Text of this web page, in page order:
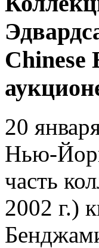
Chinese
20
Нью-
часть
2002 г.)